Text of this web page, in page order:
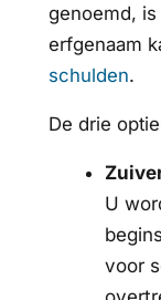
genoemd,
erfgenaam
schulden.
De drie
U
voor